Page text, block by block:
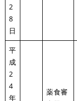
2
8
日
平
成
2
4
年
薬食審